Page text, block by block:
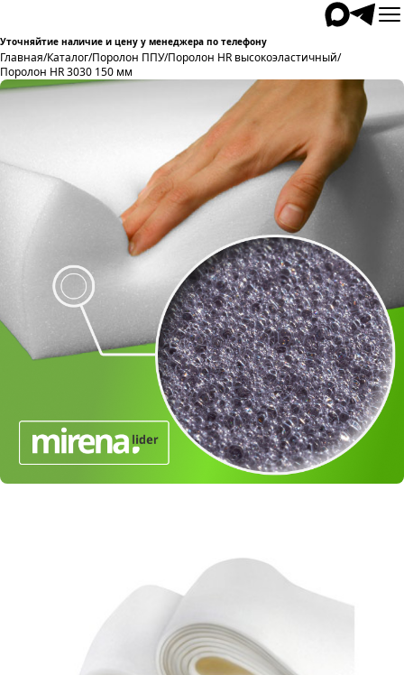
Уточняйтие наличие и цену у менеджера по телефону
Главная/Каталог/Поролон ППУ/Поролон HR высокоэластичный/
Поролон HR 3030 150 мм